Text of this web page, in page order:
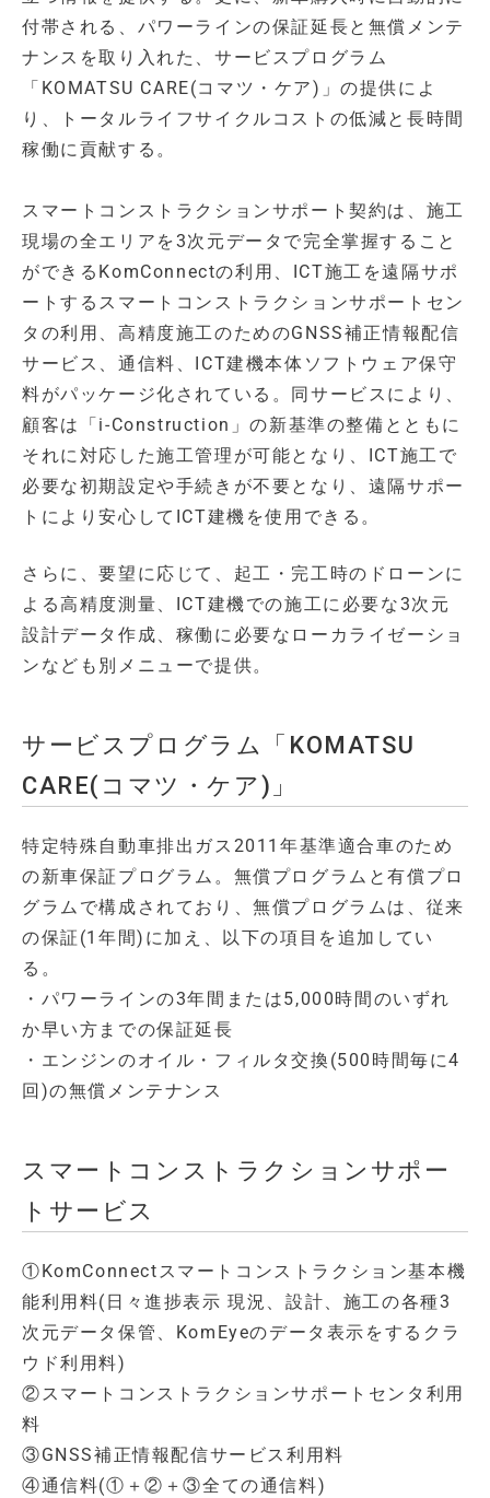
付帯される、パワーラインの保証延長と無償メンテ
ナンスを取り入れた、サービスプログラム
「KOMATSU CARE(コマツ・ケア)」の提供によ
り、トータルライフサイクルコストの低減と長時間
稼働に貢献する。
スマートコンストラクションサポート契約は、施工
現場の全エリアを3次元データで完全掌握すること
ができるKomConnectの利用、ICT施工を遠隔サポ
ートするスマートコンストラクションサポートセン
タの利用、高精度施工のためのGNSS補正情報配信
サービス、通信料、ICT建機本体ソフトウェア保守
料がパッケージ化されている。同サービスにより、
顧客は「i-Construction」の新基準の整備とともに
それに対応した施工管理が可能となり、ICT施工で
必要な初期設定や手続きが不要となり、遠隔サポー
トにより安心してICT建機を使用できる。
さらに、要望に応じて、起工・完工時のドローンに
よる高精度測量、ICT建機での施工に必要な3次元
設計データ作成、稼働に必要なローカライゼーショ
ンなども別メニューで提供。
サービスプログラム「KOMATSU
CARE(コマツ・ケア)」
特定特殊自動車排出ガス2011年基準適合車のため
の新車保証プログラム。無償プログラムと有償プロ
グラムで構成されており、無償プログラムは、従来
の保証(1年間)に加え、以下の項目を追加してい
る。
・パワーラインの3年間または5,000時間のいずれ
か早い方までの保証延長
・エンジンのオイル・フィルタ交換(500時間毎に4
回)の無償メンテナンス
スマートコンストラクションサポー
トサービス
①KomConnectスマートコンストラクション基本機
能利用料(日々進捗表示 現況、設計、施工の各種3
次元データ保管、KomEyeのデータ表示をするクラ
ウド利用料)
②スマートコンストラクションサポートセンタ利用
料
③GNSS補正情報配信サービス利用料
④通信料(①＋②＋③全ての通信料)